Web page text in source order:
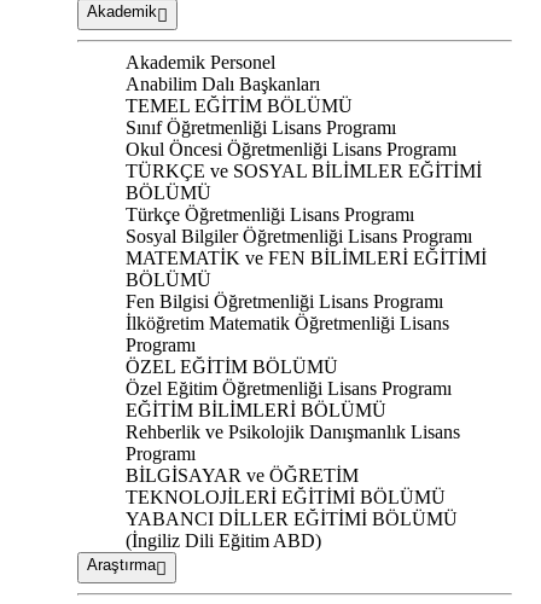
Akademik
Akademik Personel
Anabilim Dalı Başkanları
TEMEL EĞİTİM BÖLÜMÜ
Sınıf Öğretmenliği Lisans Programı
Okul Öncesi Öğretmenliği Lisans Programı
TÜRKÇE ve SOSYAL BİLİMLER EĞİTİMİ
BÖLÜMÜ
Türkçe Öğretmenliği Lisans Programı
Sosyal Bilgiler Öğretmenliği Lisans Programı
MATEMATİK ve FEN BİLİMLERİ EĞİTİMİ
BÖLÜMÜ
Fen Bilgisi Öğretmenliği Lisans Programı
İlköğretim Matematik Öğretmenliği Lisans
Programı
ÖZEL EĞİTİM BÖLÜMÜ
Özel Eğitim Öğretmenliği Lisans Programı
EĞİTİM BİLİMLERİ BÖLÜMÜ
Rehberlik ve Psikolojik Danışmanlık Lisans
Programı
BİLGİSAYAR ve ÖĞRETİM
TEKNOLOJİLERİ EĞİTİMİ BÖLÜMÜ
YABANCI DİLLER EĞİTİMİ BÖLÜMÜ
(İngiliz Dili Eğitim ABD)
Araştırma